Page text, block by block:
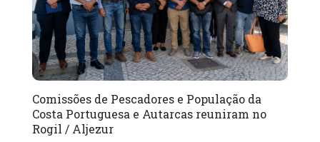
Comissões de Pescadores e População da
Costa Portuguesa e Autarcas reuniram no
Rogil / Aljezur